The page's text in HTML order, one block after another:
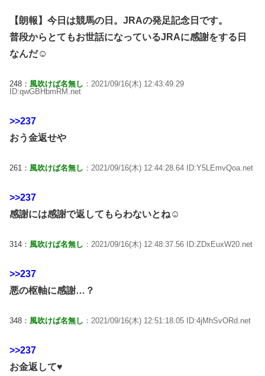
【朗報】今日は競馬の日。JRAの発足記念日です。
普段からとてもお世話になっているJRAに感謝をする日
なんだ☺
248： 風吹けば名無し ：2021/09/16(木) 12:43:49.29
ID:qwGBHbmRM.net
>>237
おう金返せや
261： 風吹けば名無し ：2021/09/16(木) 12:44:28.64 ID:Y5LEmvQoa.net
>>237
感謝には感謝で返してもらわないとね☺
314： 風吹けば名無し ：2021/09/16(木) 12:48:37.56 ID:ZDxEuxW20.net
>>237
悪の枢軸に感謝…？
348： 風吹けば名無し ：2021/09/16(木) 12:51:18.05 ID:4jMhSvORd.net
>>237
お金返して♥